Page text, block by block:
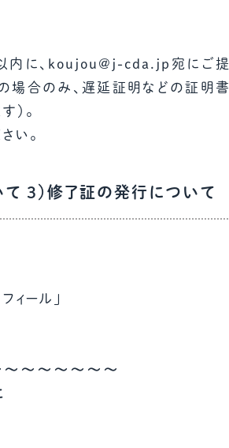
内に、koujou@j-cda.jp宛にご提
場合のみ、遅延証明などの証明書
）。
い。
３）修了証の発行について
ィール」
～～～～～～